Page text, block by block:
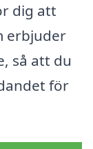
dig att
erbjuder
så att du
för